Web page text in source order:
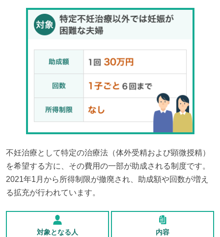
不妊治療として特定の治療法（体外受精および顕微授精）
を希望する方に、その費用の一部が助成される制度です。
2021年1月から所得制限が撤廃され、助成額や回数が増え
る拡充が行われています。
対象となる人 内容